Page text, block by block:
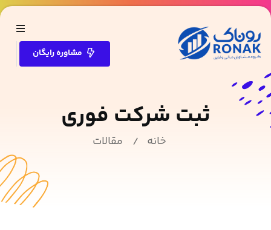
مشاوره رایگان
ثبت شرکت فوری
خانه مقالات